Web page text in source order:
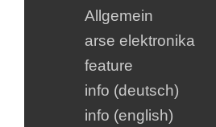
Allgemein
arse elektronika
feature
info (deutsch)
info (english)